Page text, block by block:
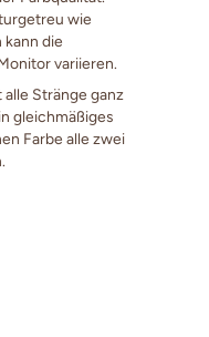
wie
die
variieren.
Stränge ganz
gleichmäßiges
Farbe alle zwei